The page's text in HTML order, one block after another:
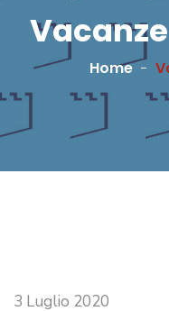
Home
3 Luglio 2020